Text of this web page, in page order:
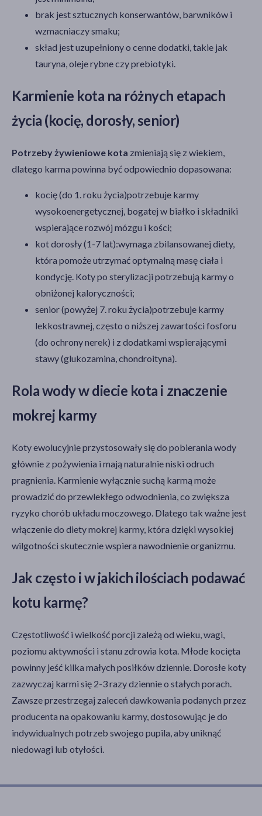
brak jest sztucznych konserwantów, barwników i
wzmacniaczy smaku;
skład jest uzupełniony o cenne dodatki, takie jak
tauryna, oleje rybne czy prebiotyki.
Karmienie kota na różnych etapach
życia (kocię, dorosły, senior)
Potrzeby żywieniowe kota zmieniają się z wiekiem,
dlatego karma powinna być odpowiednio dopasowana:
kocię (do 1. roku życia)potrzebuje karmy
wysokoenergetycznej, bogatej w białko i składniki
wspierające rozwój mózgu i kości;
kot dorosły (1-7 lat):wymaga zbilansowanej diety,
która pomoże utrzymać optymalną masę ciała i
kondycję. Koty po sterylizacji potrzebują karmy o
obniżonej kaloryczności;
senior (powyżej 7. roku życia)potrzebuje karmy
lekkostrawnej, często o niższej zawartości fosforu
(do ochrony nerek) i z dodatkami wspierającymi
stawy (glukozamina, chondroityna).
Rola wody w diecie kota i znaczenie
mokrej karmy
Koty ewolucyjnie przystosowały się do pobierania wody
głównie z pożywienia i mają naturalnie niski odruch
pragnienia. Karmienie wyłącznie suchą karmą może
prowadzić do przewlekłego odwodnienia, co zwiększa
ryzyko chorób układu moczowego. Dlatego tak ważne jest
włączenie do diety mokrej karmy, która dzięki wysokiej
wilgotności skutecznie wspiera nawodnienie organizmu.
Jak często i w jakich ilościach podawać
kotu karmę?
Częstotliwość i wielkość porcji zależą od wieku, wagi,
poziomu aktywności i stanu zdrowia kota. Młode kocięta
powinny jeść kilka małych posiłków dziennie. Dorosłe koty
zazwyczaj karmi się 2-3 razy dziennie o stałych porach.
Zawsze przestrzegaj zaleceń dawkowania podanych przez
producenta na opakowaniu karmy, dostosowując je do
indywidualnych potrzeb swojego pupila, aby uniknąć
niedowagi lub otyłości.